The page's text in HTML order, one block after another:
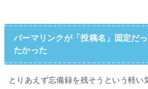
パーマリンクが「投稿名」固定だ
たかった
とりあえず忘備録を残そうという軽い